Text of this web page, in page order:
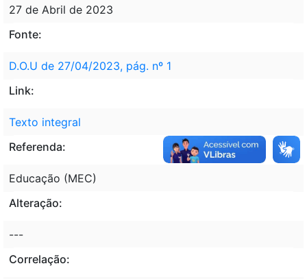
27 de Abril de 2023
Fonte:
D.O.U de 27/04/2023, pág. nº 1
Link:
Texto integral
Referenda:
Educação (MEC)
Alteração:
---
Correlação: